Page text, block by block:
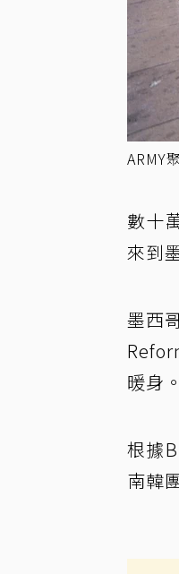
ARMY
數十
來到
墨西
暖身。
根據
南韓